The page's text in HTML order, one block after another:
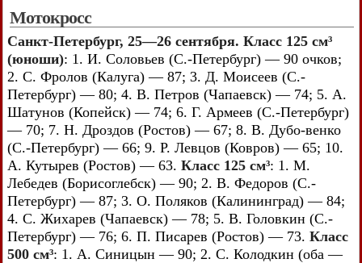
Мотокросс
Санкт-Петербург, 25—26 сентября. Класс 125 см³
(юноши): 1. И. Соловьев (С.-Петербург) — 90 очков;
2. С. Фролов (Калуга) — 87; 3. Д. Моисеев (С.-
Петербург) — 80; 4. В. Петров (Чапаевск) — 74; 5. А.
Шатунов (Копейск) — 74; 6. Г. Армеев (С.-Петербург)
— 70; 7. Н. Дроздов (Ростов) — 67; 8. В. Дубо-венко
(С.-Петербург) — 66; 9. Р. Левцов (Ковров) — 65; 10.
А. Кутырев (Ростов) — 63. Класс 125 см³: 1. М.
Лебедев (Борисоглебск) — 90; 2. В. Федоров (С.-
Петербург) — 87; 3. О. Поляков (Калининград) — 84;
4. С. Жихарев (Чапаевск) — 78; 5. В. Головкин (С.-
Петербург) — 76; 6. П. Писарев (Ростов) — 73. Класс
500 см³: 1. А. Синицын — 90; 2. С. Колодкин (оба —